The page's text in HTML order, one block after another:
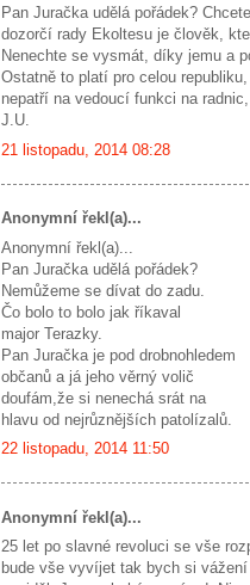
Pan Juračka udělá pořádek?
dozorčí rady Ekoltesu je člověk,
Nenechte se vysmát, díky jemu a
Ostatně to platí pro celou
nepatří na vedoucí funkci na
J.U.
21 listopadu, 2014 08:28
Anonymní řekl(a)...
Anonymní řekl(a)...
Pan Juračka udělá pořádek?
Nemůžeme se dívat do zadu.
Čo bolo to bolo jak říkaval
major Terazky.
Pan Juračka je pod drobnohledem
občanů a já jeho věrný volič
doufám,že si nenechá srát na
hlavu od nejrůznějších patolízalů.
22 listopadu, 2014 11:50
Anonymní řekl(a)...
25 let po slavné revoluci se vše
bude vše vyvíjet tak bych si